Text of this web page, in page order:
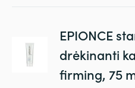
EPIONCE
drėkinanti
firming, 75